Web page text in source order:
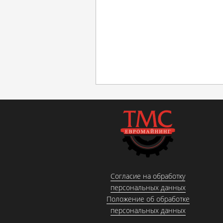
Согласие на обработку
персональных данных
Положение об обработке
персональных данных